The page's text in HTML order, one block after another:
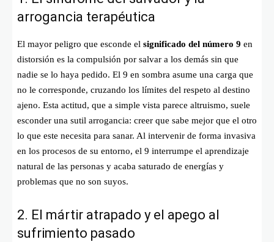
arrogancia terapéutica
El mayor peligro que esconde el significado del número 9 en
distorsión es la compulsión por salvar a los demás sin que
nadie se lo haya pedido. El 9 en sombra asume una carga que
no le corresponde, cruzando los límites del respeto al destino
ajeno. Esta actitud, que a simple vista parece altruismo, suele
esconder una sutil arrogancia: creer que sabe mejor que el otro
lo que este necesita para sanar. Al intervenir de forma invasiva
en los procesos de su entorno, el 9 interrumpe el aprendizaje
natural de las personas y acaba saturado de energías y
problemas que no son suyos.
2. El mártir atrapado y el apego al
sufrimiento pasado